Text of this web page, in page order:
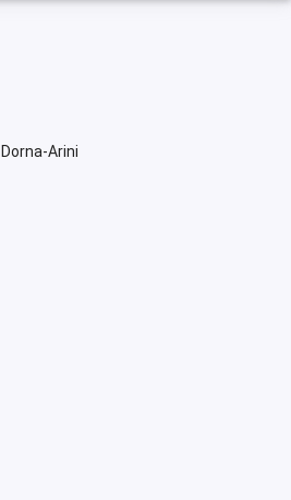
Arini